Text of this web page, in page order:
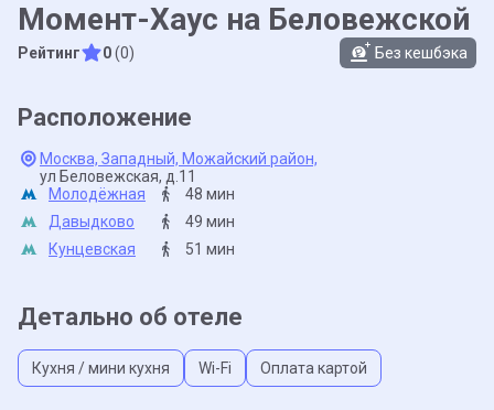
Момент-Хаус на Беловежской
Рейтинг 0(0) Без кешбэка
Детально об отеле
Кухня / мини кухня Wi-Fi Оплата картой
Расположение
Москва, Западный, Можайский район,
ул Беловежская, д.11
Молодёжная
48 мин
Давыдково
49 мин
Кунцевская
51 мин